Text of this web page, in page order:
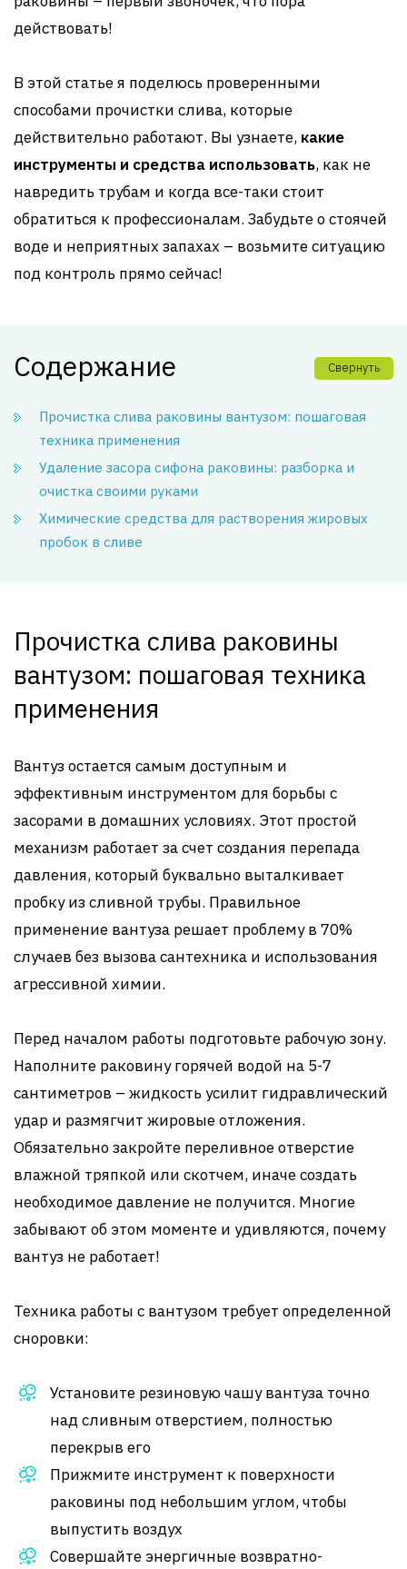
действовать!
В этой статье я поделюсь проверенными
способами прочистки слива, которые
действительно работают. Вы узнаете, какие
инструменты и средства использовать, как не
навредить трубам и когда все-таки стоит
обратиться к профессионалам. Забудьте о стоячей
воде и неприятных запахах – возьмите ситуацию
под контроль прямо сейчас!
Содержание Свернуть
Прочистка слива раковины вантузом: пошаговая
техника применения
Удаление засора сифона раковины: разборка и
очистка своими руками
Химические средства для растворения жировых
пробок в сливе
Прочистка слива раковины
вантузом: пошаговая техника
применения
Вантуз остается самым доступным и
эффективным инструментом для борьбы с
засорами в домашних условиях. Этот простой
механизм работает за счет создания перепада
давления, который буквально выталкивает
пробку из сливной трубы. Правильное
применение вантуза решает проблему в 70%
случаев без вызова сантехника и использования
агрессивной химии.
Перед началом работы подготовьте рабочую зону.
Наполните раковину горячей водой на 5-7
сантиметров – жидкость усилит гидравлический
удар и размягчит жировые отложения.
Обязательно закройте переливное отверстие
влажной тряпкой или скотчем, иначе создать
необходимое давление не получится. Многие
забывают об этом моменте и удивляются, почему
вантуз не работает!
Техника работы с вантузом требует определенной
сноровки:
Установите резиновую чашу вантуза точно
над сливным отверстием, полностью
перекрыв его
Прижмите инструмент к поверхности
раковины под небольшим углом, чтобы
выпустить воздух
Совершайте энергичные возвратно-